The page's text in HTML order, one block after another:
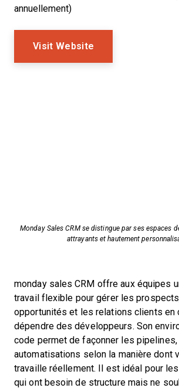
annuellement)
Visit Website
Monday Sales CRM se distingue par ses espaces
attrayants et hautement
monday sales CRM offre aux équipes
travail flexible pour gérer les
opportunités et les relations clients en
dépendre des développeurs. Son
code permet de façonner les
automatisations selon la manière dont
travaille réellement. Il est idéal pour
qui ont besoin de structure mais ne